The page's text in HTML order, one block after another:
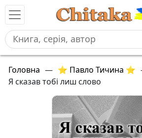
Головна — ⭐ Павло Тичина ⭐
Я сказав тобі лиш слово